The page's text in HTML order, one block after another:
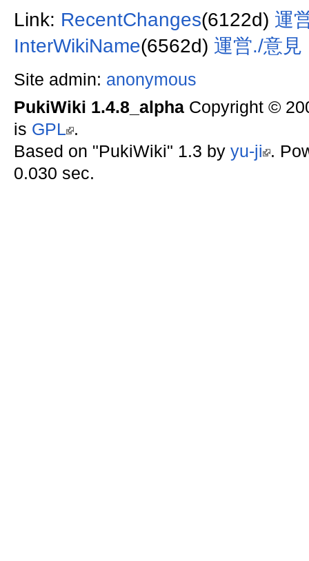
Link: RecentChanges(6122d) 運
InterWikiName(6562d) 運営./意見
Site admin: anonymous
PukiWiki 1.4.8_alphaCopyright ©
is GPL .
Based on "PukiWiki" 1.3 by yu-ji .
0.030 sec.